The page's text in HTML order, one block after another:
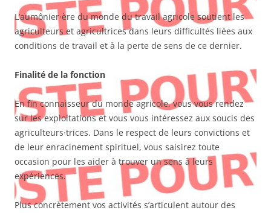
L’aumônier·ère du monde du travail agricole soutient les
agriculteurs et agricultrices dans leurs difficultés liées aux
conditions de travail et à la perte de sens de ce dernier.
Finalité de la fonction
En fin connaisseur du monde agricole, vous vous rendez
sur les exploitations et vous vous intéressez aux soucis des
agriculteurs·trices. Dans le respect de leurs convictions et
de leur enracinement spirituel, vous saisirez toute
occasion pour les aider à trouver un sens à leurs
expériences.
Plus concrètement vos activités s’articulent autour des